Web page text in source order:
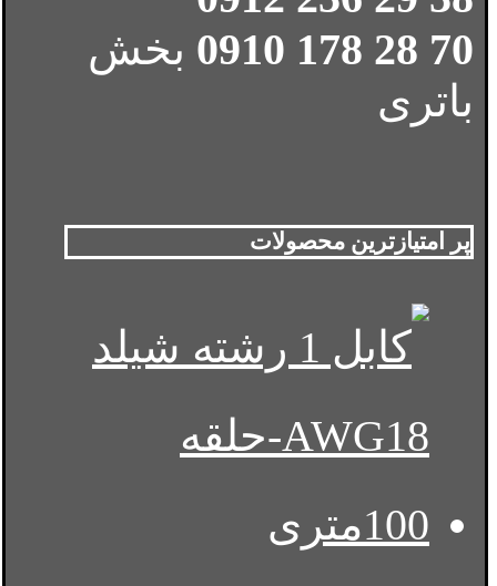
70 28 178 0910
بخش
باتری
پر امتیازترین محصولات